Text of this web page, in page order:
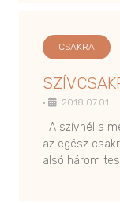
CSAKRA
• 2018.07.01.
A szívnél a
az egész
alsó három